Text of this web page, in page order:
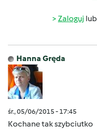
Zaloguj lub
Hanna Gręda
śr., 05/06/2015 - 17:45
Kochane tak szybciutko